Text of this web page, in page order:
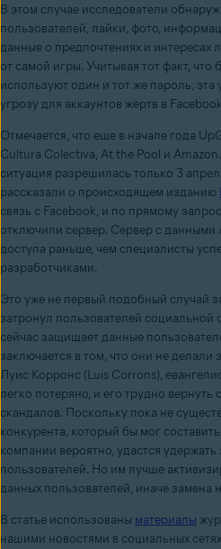
В этом случае исследователи
пользователей, лайки, фото,
данные о предпочтениях и интересах
от самой игры. Учитывая тот факт,
используют один и тот же пароль, эта
угрозу для аккаунтов жертв в
Отмечается, что еще в начале года
Cultura Colectiva, At the Pool и
ситуация разрешилась только 3
рассказали о происходящем изданию
связь с Facebook, и по прямому
отключили сервер. Сервер с данными
доступа раньше, чем специалисты
разработчиками.
Это уже не первый подобный случай
затронул пользователей социальной
сейчас защищает данные
заключается в том, что они не
Луис Корронс (Luis Corrons),
легко потеряно, и его трудно вернуть
скандалов. Поскольку пока не
конкурента, который бы мог
компании вероятно, удастся
пользователей. Но им лучше
данных пользователей, иначе замена
В статье использованы материалы
нашими новостями в социальных сетях